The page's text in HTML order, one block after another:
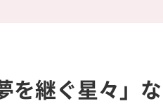
を継ぐ星々」